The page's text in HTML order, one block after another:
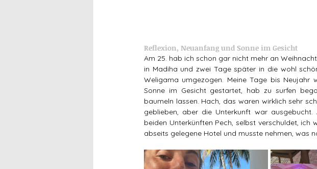
Reflexion, Neuanfang und Sonne im Gesicht
Am 25. hab ich schon gar nicht mehr an
in Madiha und zwei Tage später in die wohl
Weligama umgezogen. Meine Tage bis
Sonne im Gesicht gestartet, hab zu surfen
baumeln lassen. Hach, das waren wirklich sehr
geblieben, aber die Unterkunft war
beiden Unterkünften Pech, selbst verschuldet,
abseits gelegene Hotel und musste nehmen, was